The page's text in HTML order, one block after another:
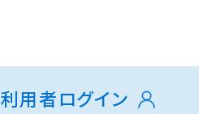
利用者ログイン